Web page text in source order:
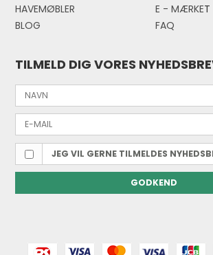
HAVEMØBLER
BLOG
E - MÆRKET
FAQ
TILMELD DIG VORES
JEG VIL GERNE TILMELDES
GODKEND